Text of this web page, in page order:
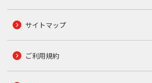
サイトマップ
ご利用規約